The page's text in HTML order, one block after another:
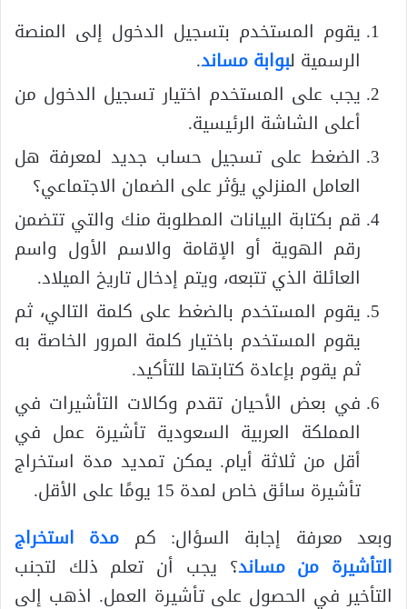
يقوم المستخدم بتسجيل الدخول إلى المنصة
الرسمية لبوابة مساند.
يجب على المستخدم اختيار تسجيل الدخول من
أعلى الشاشة الرئيسية.
الضغط على تسجيل حساب جديد لمعرفة هل
العامل المنزلي يؤثر على الضمان الاجتماعي؟
قم بكتابة البيانات المطلوبة منك والتي تتضمن
رقم الهوية أو الإقامة والاسم الأول واسم
العائلة الذي تتبعه، ويتم إدخال تاريخ الميلاد.
يقوم المستخدم بالضغط على كلمة التالي، ثم
يقوم المستخدم باختيار كلمة المرور الخاصة به
ثم يقوم بإعادة كتابتها للتأكيد.
في بعض الأحيان تقدم وكالات التأشيرات في
المملكة العربية السعودية تأشيرة عمل في
أقل من ثلاثة أيام. يمكن تمديد مدة استخراج
تأشيرة سائق خاص لمدة 15 يومًا على الأقل.
وبعد معرفة إجابة السؤال: كم مدة استخراج
التأشيرة من مساند؟ يجب أن تعلم ذلك لتجنب
التأخير في الحصول على تأشيرة العمل. اذهب إلى